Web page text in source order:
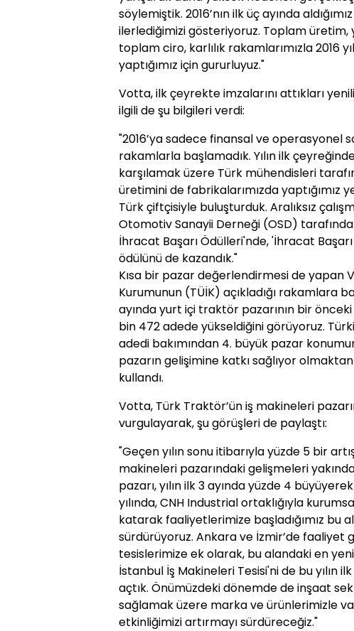
söylemiştik. 2016’nın ilk üç ayında
ilerlediğimizi gösteriyoruz. Toplam üretim,
toplam ciro, karlılık rakamlarımızla 2016
yaptığımız için gururluyuz."
Votta, ilk çeyrekte imzalarını attıkları
ilgili de şu bilgileri verdi:
"2016’ya sadece finansal ve operasyonel
rakamlarla başlamadık. Yılın ilk
karşılamak üzere Türk mühendisleri
üretimini de fabrikalarımızda yaptığımız
Türk çiftçisiyle buluşturduk. Aralıksız
Otomotiv Sanayii Derneği (OSD)
İhracat Başarı Ödülleri'nde, 'İhracat
ödülünü de kazandık."
Kısa bir pazar değerlendirmesi de yapan
Kurumunun (TÜİK) açıkladığı rakamlara
ayında yurt içi traktör pazarının bir
bin 472 adede yükseldiğini görüyoruz.
adedi bakımından 4. büyük pazar
pazarın gelişimine katkı sağlıyor
kullandı.
Votta, Türk Traktör’ün iş makineleri
vurgulayarak, şu görüşleri de paylaştı:
"Geçen yılın sonu itibarıyla yüzde 5 bir
makineleri pazarındaki gelişmeleri
pazarı, yılın ilk 3 ayında yüzde 4
yılında, CNH Industrial ortaklığıyla
katarak faaliyetlerimize başladığımız bu
sürdürüyoruz. Ankara ve İzmir’de faaliyet
tesislerimize ek olarak, bu alandaki en
İstanbul İş Makineleri Tesisi'ni de bu yılın
açtık. Önümüzdeki dönemde de inşaat
sağlamak üzere marka ve ürünlerimizle
etkinliğimizi artırmayı sürdüreceğiz."